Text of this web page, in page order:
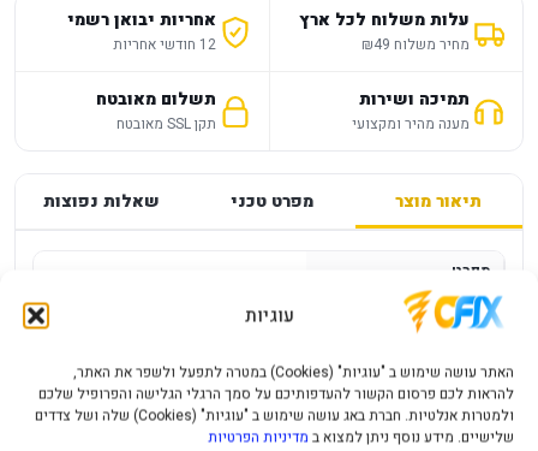
עוגיות
האתר עושה שימוש ב "עוגיות" (Cookies) במטרה לתפעל ולשפר את האתר,
להראות לכם פרסום הקשור להעדפותיכם על סמך הרגלי הגלישה והפרופיל שלכם
ולמטרות אנלטיות. חברת באג עושה שימוש ב "עוגיות" (Cookies) שלה ושל צדדים
שלישיים. מידע נוסף ניתן למצוא ב מדיניות הפרטיות
עלות משלוח לכל ארץ
מחיר משלוח ₪49
אחריות יבואן רשמי
12 חודשי אחריות
תמיכה ושירות
מענה מהיר ומקצועי
תשלום מאובטח
תקן SSL מאובטח
תיאור מוצר מפרט טכני שאלות נפוצות
מפרט
מחשב גיימינג CX200M 600W A520M R5-
5500 16GB 500NVME RTX 3050
תכונות המוצר: